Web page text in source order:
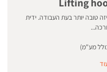
טובה יותר בעת העבודה. ידית
מע"מ)